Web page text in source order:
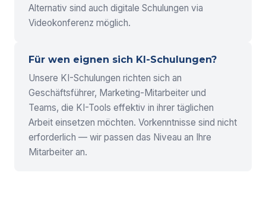
Alternativ sind auch digitale Schulungen via
Videokonferenz möglich.
Für wen eignen sich KI-Schulungen?
Unsere KI-Schulungen richten sich an
Geschäftsführer, Marketing-Mitarbeiter und
Teams, die KI-Tools effektiv in ihrer täglichen
Arbeit einsetzen möchten. Vorkenntnisse sind nicht
erforderlich — wir passen das Niveau an Ihre
Mitarbeiter an.